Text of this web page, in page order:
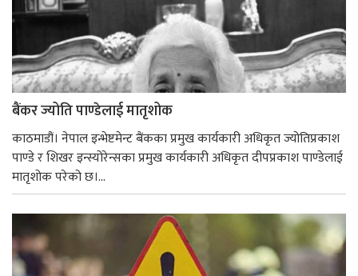
बैंकर ज्योति पाण्डेलाई मातृशोक
काठमाडौं। नेपाल इन्भेष्टमेन्ट बैंकका प्रमुख कार्यकारी अधिकृत ज्योतिप्रकाश
पाण्डे र शिखर इन्स्योरेन्सका प्रमुख कार्यकारी अधिकृत दीपप्रकाश पाण्डेलाई
मातृशोक परेको छ।...